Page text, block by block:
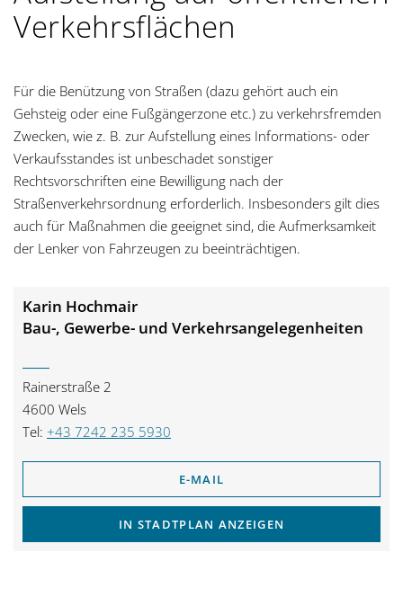
i
n
Verkehrsflächen
Für die Benützung von Straßen (dazu gehört auch ein
Gehsteig oder eine Fußgängerzone etc.) zu verkehrsfremden
Zwecken, wie z. B. zur Aufstellung eines Informations- oder
Verkaufsstandes ist unbeschadet sonstiger
Rechtsvorschriften eine Bewilligung nach der
Straßenverkehrsordnung erforderlich. Insbesonders gilt dies
auch für Maßnahmen die geeignet sind, die Aufmerksamkeit
der Lenker von Fahrzeugen zu beeinträchtigen.
Karin Hochmair
Bau-, Gewerbe- und Verkehrsangelegenheiten
Rainerstraße 2
4600 Wels
Tel: +43 7242 235 5930
E-MAIL
IN STADTPLAN ANZEIGEN